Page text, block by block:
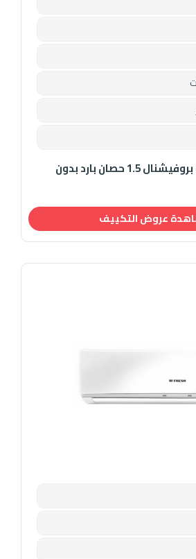
تكييف فريش نيو بروفيشنال 1.5 حصان بارد بدون
عروض التكييف